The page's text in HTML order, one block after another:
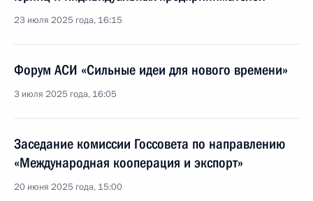
23 июля 2025 года, 16:15
Форум АСИ «Сильные идеи для нового времени»
3 июля 2025 года, 16:05
Заседание комиссии Госсовета по направлению
«Международная кооперация и экспорт»
20 июня 2025 года, 15:00